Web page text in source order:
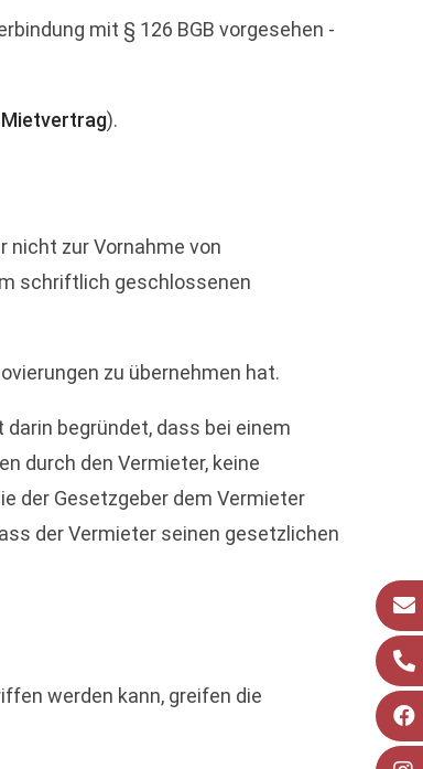
mit § 126 BGB vorgesehen -
).
nicht zur Vornahme von
schriftlich geschlossenen
zu übernehmen hat.
begründet, dass bei einem
durch den Vermieter, keine
der Gesetzgeber dem Vermieter
der Vermieter seinen gesetzlichen
werden kann, greifen die